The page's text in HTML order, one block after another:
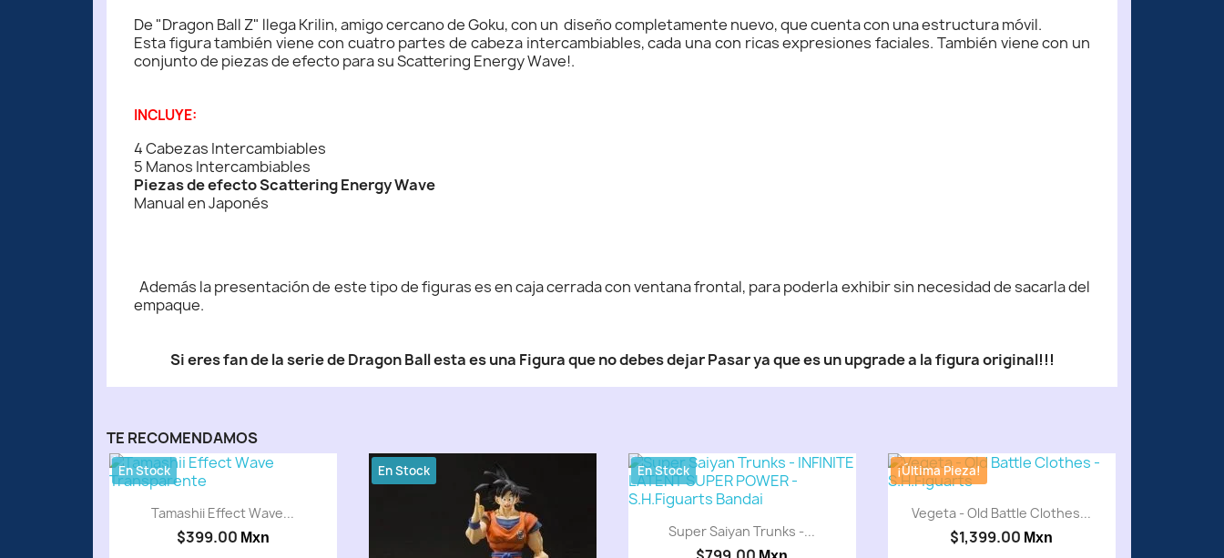
De "Dragon Ball Z" llega Krilin, amigo cercano de Goku, con un diseño completamente nuevo, que cuenta con una estructura móvil.
Esta figura también viene con cuatro partes de cabeza intercambiables, cada una con ricas expresiones faciales. También viene con un
conjunto de piezas de efecto para su Scattering Energy Wave!.
INCLUYE:
4 Cabezas Intercambiables
5 Manos Intercambiables
Piezas de efecto Scattering Energy Wave
Manual en Japonés
Además la presentación de este tipo de figuras es en caja cerrada con ventana frontal, para poderla exhibir sin necesidad de sacarla del
empaque.
Si eres fan de la serie de Dragon Ball esta es una Figura que no debes dejar Pasar ya que es un upgrade a la figura original!!!
TE RECOMENDAMOS
Tamashii Effect Wave...
$399.00 Mxn
En Stock En Stock
Super Saiyan Trunks -...
En Stock
Vegeta - Old Battle Clothes...
$1,399.00 Mxn
¡Última Pieza!